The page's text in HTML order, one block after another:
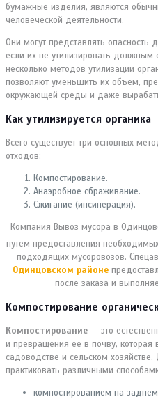
бумажные изделия, являются
человеческой деятельности.
Они могут представлять
если их не утилизировать должным
несколько методов утилизации
позволяют уменьшить их объем,
окружающей среды и даже
Как утилизируется органика
Всего существует три основных
отходов:
Компостирование.
Анаэробное сбраживание.
Сжигание (инсинерация).
Компания Вывоз мусора в
путем предоставления
подходящих мусоровозов.
Одинцовском районе
после заказа и
Компостирование
Компостирование — это
и превращения её в почву, которая
садоводстве и сельском
практиковать различными
компостированием на